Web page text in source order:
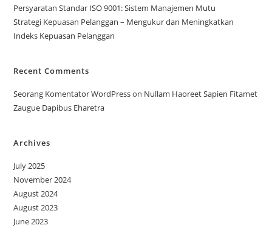
Persyaratan Standar ISO 9001: Sistem Manajemen Mutu
Strategi Kepuasan Pelanggan – Mengukur dan Meningkatkan
Indeks Kepuasan Pelanggan
Recent Comments
Seorang Komentator WordPresson Nullam Haoreet Sapien Fitamet
Zaugue Dapibus Eharetra
Archives
July 2025
November 2024
August 2024
August 2023
June 2023